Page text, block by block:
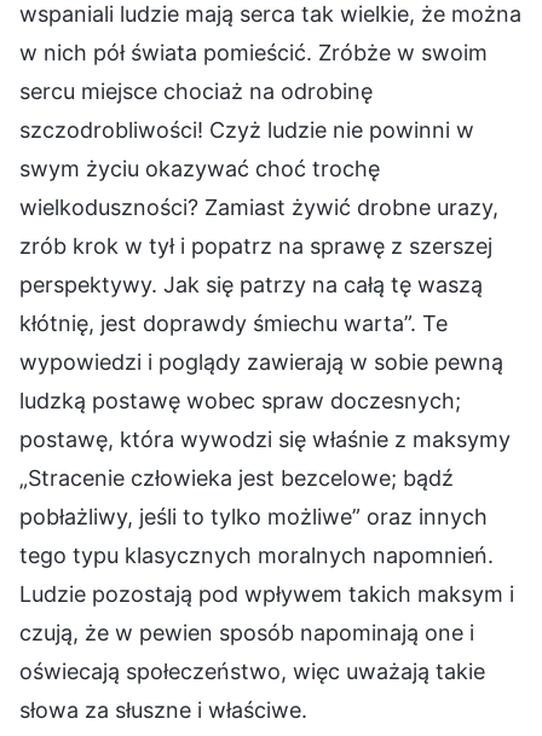
wspaniali ludzie mają serca tak wielkie, że można
w nich pół świata pomieścić. Zróbże w swoim
sercu miejsce chociaż na odrobinę
szczodrobliwości! Czyż ludzie nie powinni w
swym życiu okazywać choć trochę
wielkoduszności? Zamiast żywić drobne urazy,
zrób krok w tył i popatrz na sprawę z szerszej
perspektywy. Jak się patrzy na całą tę waszą
kłótnię, jest doprawdy śmiechu warta”. Te
wypowiedzi i poglądy zawierają w sobie pewną
ludzką postawę wobec spraw doczesnych;
postawę, która wywodzi się właśnie z maksymy
„Stracenie człowieka jest bezcelowe; bądź
pobłażliwy, jeśli to tylko możliwe” oraz innych
tego typu klasycznych moralnych napomnień.
Ludzie pozostają pod wpływem takich maksym i
czują, że w pewien sposób napominają one i
oświecają społeczeństwo, więc uważają takie
słowa za słuszne i właściwe.